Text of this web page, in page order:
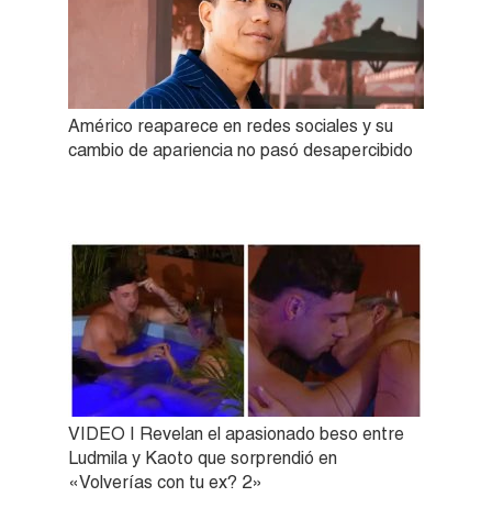
Américo reaparece en redes sociales y su
cambio de apariencia no pasó desapercibido
VIDEO | Revelan el apasionado beso entre
Ludmila y Kaoto que sorprendió en
«Volverías con tu ex? 2»